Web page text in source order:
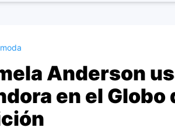
moda
Anderson
en el Globo